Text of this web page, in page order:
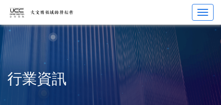
行業資訊